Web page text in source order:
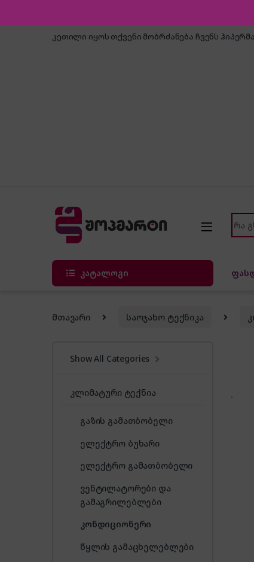
კეთილი იყოს თქვენი მობრძანება ჩვენს
კატალოგი
მთავარი საოჯახო ტექნიკა
Show All Categories
კლიმატური ტექნია
გაზის გამათბობელი
ელექტრო ბუხარი
ელექტრო გამათბობელი
ვენტილატორები და
გამაგრილებლები
კონდიციონერი
წყლის გამაცხელებლები